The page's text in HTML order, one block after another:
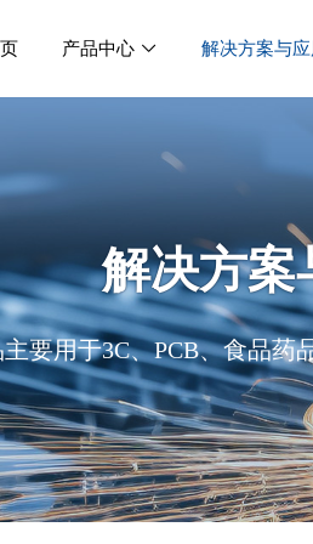
产品中心  解决方案与应
解决方案
要用于3C、PCB、食品药